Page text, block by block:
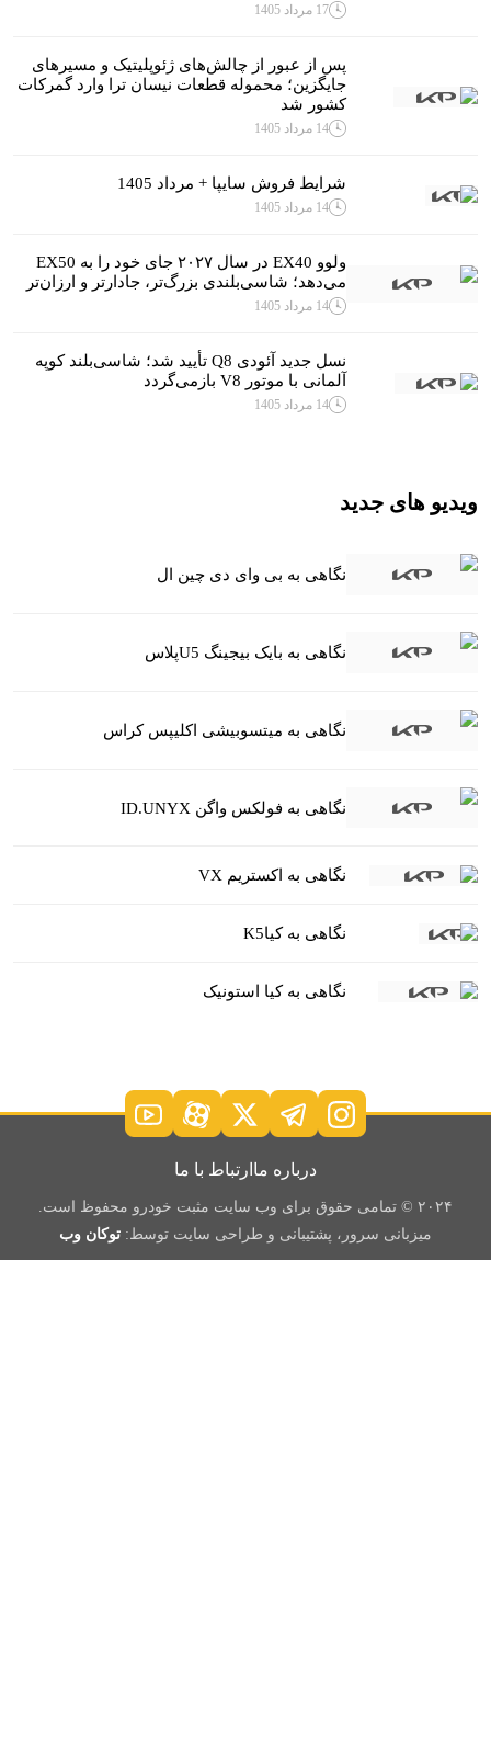
17 مرداد 1405
پس از عبور از چالش‌های ژئوپلیتیک و مسیرهای
جایگزین؛ محموله قطعات نیسان ترا وارد گمرکات
کشور شد
14 مرداد 1405
شرایط فروش سایپا + مرداد 1405
14 مرداد 1405
ولوو EX40 در سال ۲۰۲۷ جای خود را به EX50
می‌دهد؛ شاسی‌بلندی بزرگ‌تر، جادارتر و ارزان‌تر
14 مرداد 1405
نسل جدید آئودی Q8 تأیید شد؛ شاسی‌بلند کوپه
آلمانی با موتور V8 بازمی‌گردد
14 مرداد 1405
ویدیو های جدید
نگاهی به بی وای دی چین ال
نگاهی به بایک بیجینگ U5پلاس
نگاهی به میتسوبیشی اکلیپس کراس
نگاهی به فولکس واگن ID.UNYX
نگاهی به اکستریم VX
نگاهی به کیاK5
نگاهی به کیا استونیک
درباره ما ارتباط با ما
۲۰۲۴ © تمامی حقوق برای وب سایت مثبت خودرو محفوظ است.
میزبانی سرور، پشتیبانی و طراحی سایت توسط: توکان وب